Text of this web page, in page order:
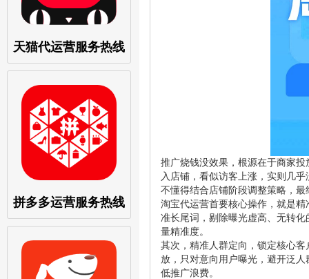
天猫代运营服务热线
拼多多运营服务热线
推广烧钱没效果，根源在于商家
入店铺，看似访客上涨，实则几
不懂得结合店铺阶段调整策略，
淘宝代运营首要核心操作，就是
准长尾词，剔除曝光虚高、无转
量精准度。
其次，精准人群定向，锁定核心
放，只对意向用户曝光，避开泛
低推广浪费。